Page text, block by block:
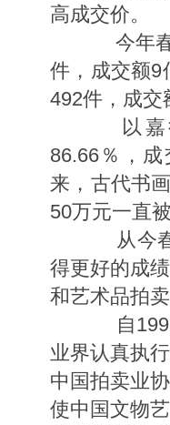
高成交价。
今年春
件，成交额9
492件，成交
以嘉德
86.66％，
来，古代书
50万元一直
从今春
得更好的成
和艺术品拍
自1992
业界认真执
中国拍卖业
使中国文物